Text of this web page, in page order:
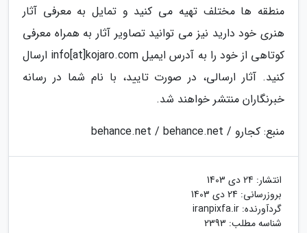
منطقه ها مختلف تهیه می کنید و تمایل به معرفی آثار
هنری خود دارید نیز می توانید تصاویر آثار به همراه معرفی
کوتاهی از خود را به آدرس ایمیل info[at]kojaro.com ارسال
کنید. آثار ارسالی، در صورت تایید، با نام شما در رسانه
خبرنگاران منتشر خواهند شد.
منبع: کجارو / behance.net / behance.net
انتشار: 24 دی 1403
بروزرسانی: 24 دی 1403
گردآورنده: iranpixfa.ir
شناسه مطلب: 2393